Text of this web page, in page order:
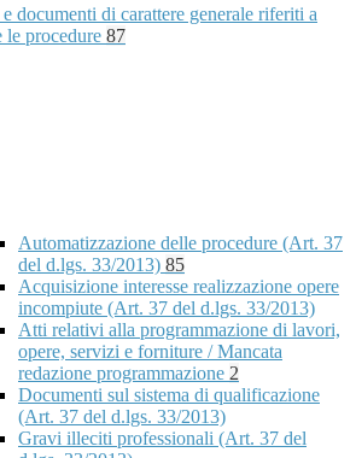
documenti di carattere generale riferiti a
le procedure 87
Automatizzazione delle procedure (Art. 37
del d.lgs. 33/2013) 85
Acquisizione interesse realizzazione opere
incompiute (Art. 37 del d.lgs. 33/2013)
Atti relativi alla programmazione di lavori,
opere, servizi e forniture / Mancata
redazione programmazione 2
Documenti sul sistema di qualificazione
(Art. 37 del d.lgs. 33/2013)
Gravi illeciti professionali (Art. 37 del